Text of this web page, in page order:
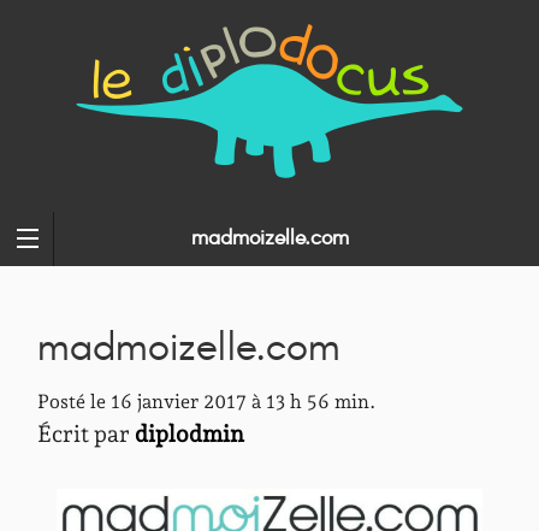
madmoizelle.com
madmoizelle.com
Posté le 16 janvier 2017 à 13 h 56 min.
Écrit par diplodmin